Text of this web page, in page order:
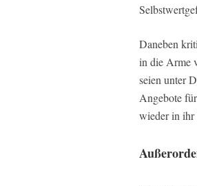
Daneben
in die Arme
seien unter
Angebote
wieder in ihr